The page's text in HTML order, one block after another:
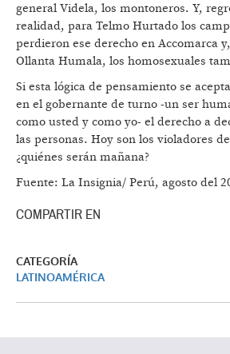
general Videla, los montoneros. Y,
realidad, para Telmo Hurtado los
perdieron ese derecho en Accomarca
Ollanta Humala, los homosexuales
Si esta lógica de pensamiento se
en el gobernante de turno -un ser
como usted y como yo- el derecho a
las personas. Hoy son los violadores
¿quiénes serán mañana?
Fuente: La Insignia/ Perú, agosto del
COMPARTIR EN
CATEGORÍA
LATINOAMÉRICA